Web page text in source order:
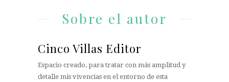
Sobre el autor
Cinco Villas Editor
Espacio creado, para tratar con más amplitud y
detalle mis vivencias en el entorno de esta